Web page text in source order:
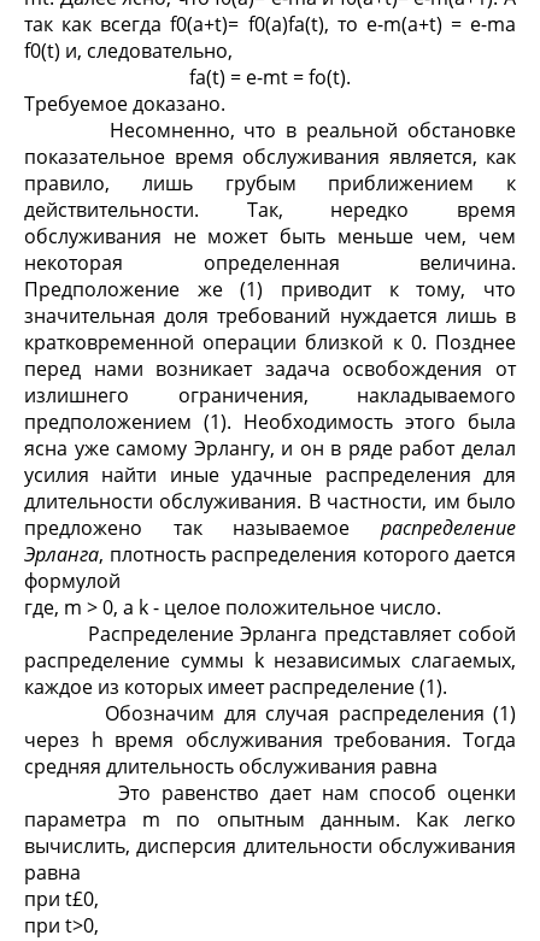
так как всегда f0(a+t)= f0(a)fa(t), то e-m(a+t) = e-ma
f0(t) и, следовательно,
fa(t) = e-mt = fo(t).
Требуемое доказано.
Несомненно, что в реальной обстановке
показательное время обслуживания является, как
правило, лишь грубым приближением к
действительности. Так, нередко время
обслуживания не может быть меньше чем, чем
некоторая определенная величина.
Предположение же (1) приводит к тому, что
значительная доля требований нуждается лишь в
кратковременной операции близкой к 0. Позднее
перед нами возникает задача освобождения от
излишнего ограничения, накладываемого
предположением (1). Необходимость этого была
ясна уже самому Эрлангу, и он в ряде работ делал
усилия найти иные удачные распределения для
длительности обслуживания. В частности, им было
предложено так называемое распределение
Эрланга, плотность распределения которого дается
формулой
где, m > 0, а k - целое положительное число.
Распределение Эрланга представляет собой
распределение суммы k независимых слагаемых,
каждое из которых имеет распределение (1).
Обозначим для случая распределения (1)
через h время обслуживания требования. Тогда
средняя длительность обслуживания равна
Это равенство дает нам способ оценки
параметра m по опытным данным. Как легко
вычислить, дисперсия длительности обслуживания
равна
при t£0,
при t>0,